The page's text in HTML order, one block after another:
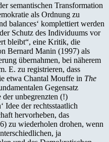
semantischen Transformation
als Ordnung zu
balances‘ komplettiert werden
Schutz des Individuums vor
bleibt“, eine Kritik, die
Bernard Manin (1997) als
übernahmen, bei näherem
E. zu registrieren, dass
etwa Chantal Mouffe in The
Gegensatz
der unbegrenzten (!)
Idee der rechtsstaatlich
hervorheben, das
zu wiederholen drohen, wenn
ja